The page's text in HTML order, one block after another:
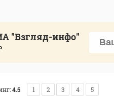
"Взгляд-инфо"
4.5 1 2 3 4 5